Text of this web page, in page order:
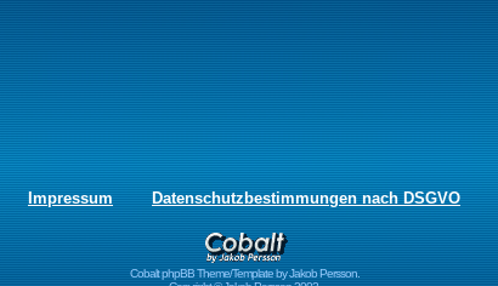
Impressum Datenschutzbestimmungen nach DSGVO
Cobalt phpBB Theme/Template by Jakob Persson.